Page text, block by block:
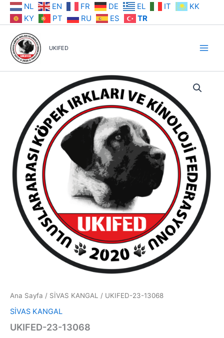
İçeriğe NL EN FR DE EL IT
KK
KY
PT RU ES TR
UKIFED
Ana Sayfa / SİVAS KANGAL / UKIFED-23-13068
SİVAS KANGAL
UKIFED-23-13068